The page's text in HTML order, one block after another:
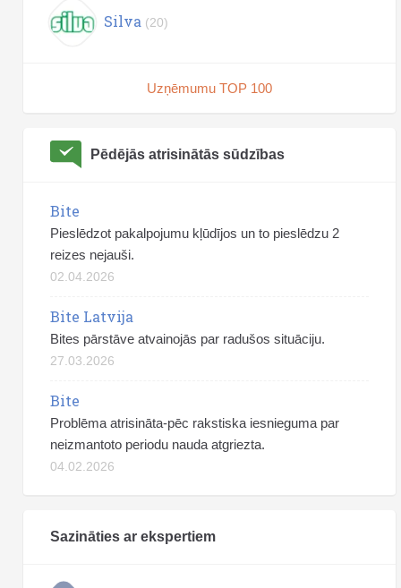
Silva (20)
Uzņēmumu TOP 100
Pēdējās atrisinātās sūdzības
Bite
Pieslēdzot pakalpojumu kļūdījos un to pieslēdzu 2
reizes nejauši.
02.04.2026
Bite Latvija
Bites pārstāve atvainojās par radušos situāciju.
27.03.2026
Bite
Problēma atrisināta-pēc rakstiska iesnieguma par
neizmantoto periodu nauda atgriezta.
04.02.2026
Sazināties ar ekspertiem